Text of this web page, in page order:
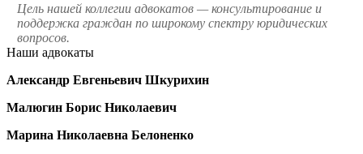
Цель нашей коллегии адвокатов — консультирование и
поддержка граждан по широкому спектру юридических
вопросов.
Наши адвокаты
Александр Евгеньевич Шкурихин
Малюгин Борис Николаевич
Марина Николаевна Белоненко